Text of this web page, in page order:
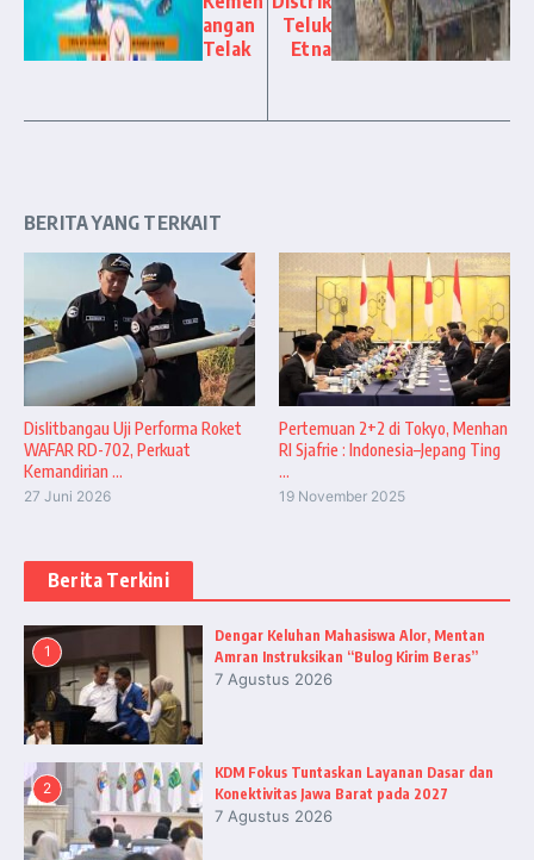
angan
Telak
Teluk
Etna
BERITA YANG TERKAIT
Dislitbangau Uji Performa Roket
WAFAR RD-702, Perkuat
Kemandirian ...
27 Juni 2026
Pertemuan 2+2 di Tokyo, Menhan
RI Sjafrie : Indonesia–Jepang Ting
...
19 November 2025
Berita Terkini
1
Dengar Keluhan Mahasiswa Alor, Mentan
Amran Instruksikan “Bulog Kirim Beras”
7 Agustus 2026
2
KDM Fokus Tuntaskan Layanan Dasar dan
Konektivitas Jawa Barat pada 2027
7 Agustus 2026